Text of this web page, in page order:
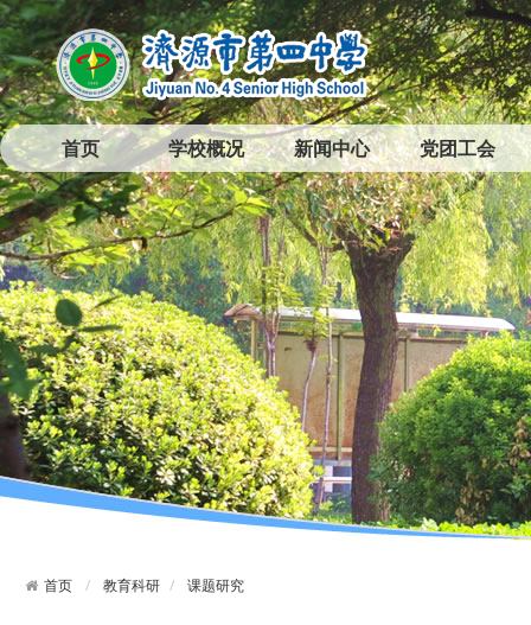
首页 学校概况 新闻中心 党团工会
首页 教育科研 课题研究